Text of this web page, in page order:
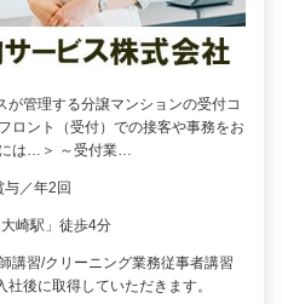
が管理する分譲マンションの受付コ
ロント（受付）での接客や事務をお
は…＞ ～受付業…
与／年2回
崎駅」徒歩4分
講習/クリーニング業務従事者講習
後に取得していただきます。